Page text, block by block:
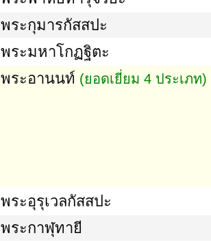
พระกุมารกัสสปะ
พระมหาโกฏฐิตะ
พระอานนท์ (ยอดเยี่ยม 4 ประเภท)
พระอุรุเวลกัสสปะ
พระกาฬุทายี